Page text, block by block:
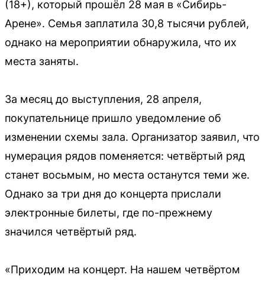
(18+), который прошёл 28 мая в «Сибирь-
Арене». Семья заплатила 30,8 тысячи рублей,
однако на мероприятии обнаружила, что их
места заняты.
За месяц до выступления, 28 апреля,
покупательнице пришло уведомление об
изменении схемы зала. Организатор заявил, что
нумерация рядов поменяется: четвёртый ряд
станет восьмым, но места останутся теми же.
Однако за три дня до концерта прислали
электронные билеты, где по-прежнему
значился четвёртый ряд.
«Приходим на концерт. На нашем четвёртом